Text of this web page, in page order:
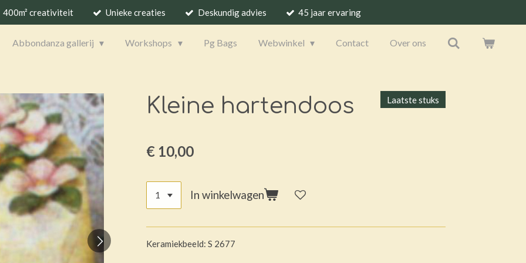
400m² creativiteit Unieke creaties Deskundig advies 45 jaar ervaring
Abbondanza gallerij Workshops Pg Bags Webwinkel Contact Over ons
Kleine hartendoos Laatste stuks
€ 10,00
In winkelwagen
Keramiekbeeld: S 2677